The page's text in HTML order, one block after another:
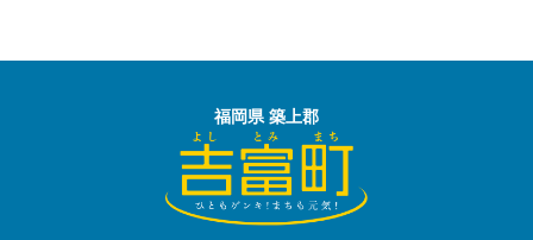
福岡県 築上郡